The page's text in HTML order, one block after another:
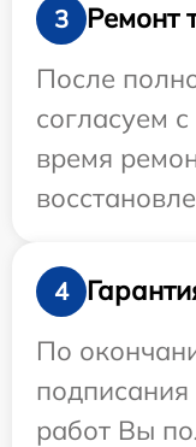
3
Ремонт
После
согласуем
время
4
По
работ Вы